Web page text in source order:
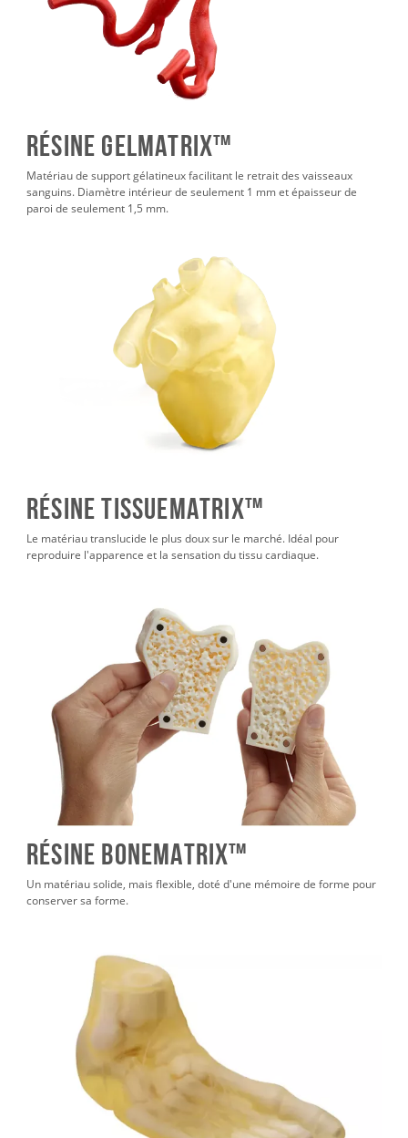
Résine GelMatrix™
Matériau de support gélatineux facilitant le retrait des vaisseaux
sanguins. Diamètre intérieur de seulement 1 mm et épaisseur de
paroi de seulement 1,5 mm.
Résine TissueMatrix™
Le matériau translucide le plus doux sur le marché. Idéal pour
reproduire l'apparence et la sensation du tissu cardiaque.
Résine BoneMatrix™
Un matériau solide, mais flexible, doté d'une mémoire de forme pour
conserver sa forme.